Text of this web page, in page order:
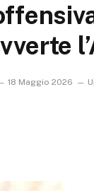
18 Maggio 2026